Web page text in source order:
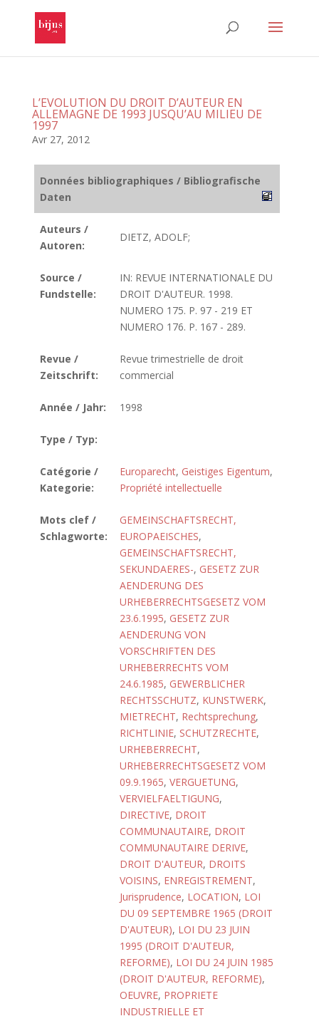
L’EVOLUTION DU DROIT D’AUTEUR EN
ALLEMAGNE DE 1993 JUSQU’AU MILIEU DE
1997
Avr 27, 2012
Données bibliographiques / Bibliografische
Daten
Auteurs /
Autoren:
DIETZ, ADOLF;
Source /
Fundstelle:
IN: REVUE INTERNATIONALE DU
DROIT D'AUTEUR. 1998.
NUMERO 175. P. 97 - 219 ET
NUMERO 176. P. 167 - 289.
Revue /
Zeitschrift:
Revue trimestrielle de droit
commercial
Année / Jahr: 1998
Type / Typ:
Catégorie /
Kategorie:
Europarecht, Geistiges Eigentum,
Propriété intellectuelle
Mots clef /
Schlagworte:
GEMEINSCHAFTSRECHT,
EUROPAEISCHES,
GEMEINSCHAFTSRECHT,
SEKUNDAERES-, GESETZ ZUR
AENDERUNG DES
URHEBERRECHTSGESETZ VOM
23.6.1995, GESETZ ZUR
AENDERUNG VON
VORSCHRIFTEN DES
URHEBERRECHTS VOM
24.6.1985, GEWERBLICHER
RECHTSSCHUTZ, KUNSTWERK,
MIETRECHT, Rechtsprechung,
RICHTLINIE, SCHUTZRECHTE,
URHEBERRECHT,
URHEBERRECHTSGESETZ VOM
09.9.1965, VERGUETUNG,
VERVIELFAELTIGUNG,
DIRECTIVE, DROIT
COMMUNAUTAIRE, DROIT
COMMUNAUTAIRE DERIVE,
DROIT D'AUTEUR, DROITS
VOISINS, ENREGISTREMENT,
Jurisprudence, LOCATION, LOI
DU 09 SEPTEMBRE 1965 (DROIT
D'AUTEUR), LOI DU 23 JUIN
1995 (DROIT D'AUTEUR,
REFORME), LOI DU 24 JUIN 1985
(DROIT D'AUTEUR, REFORME),
OEUVRE, PROPRIETE
INDUSTRIELLE ET